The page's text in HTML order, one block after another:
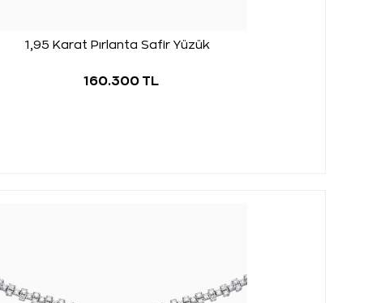
1,95 Karat Pırlanta Safir Yüzük
160.300 TL